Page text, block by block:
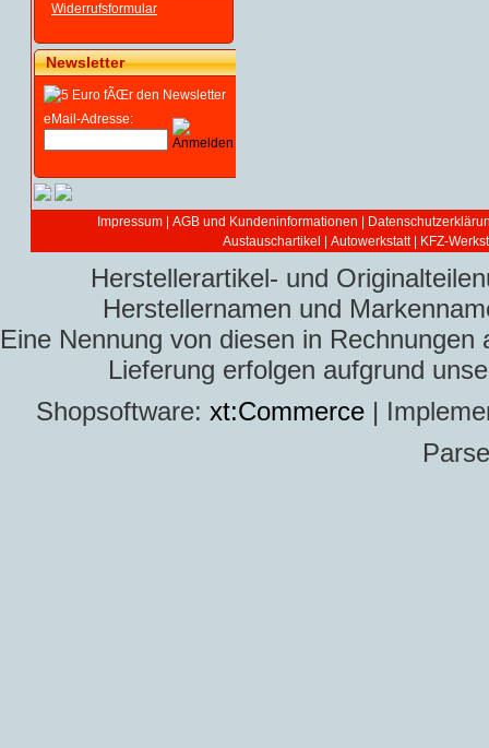
Widerrufsformular
Newsletter
eMail-Adresse:
Impressum AGB und Kundeninformationen
Austauschartikel
Autowerkstatt | KFZ-
Herstellerartikel- und
Herstellernamen und
Eine Nennung von diesen in
Lieferung erfolgen aufgrund
Shopsoftware: xt:Commerce |